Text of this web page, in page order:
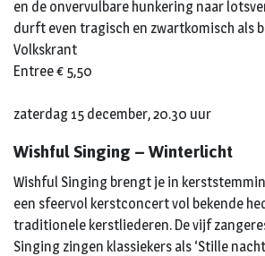
en de onvervulbare hunkering naar
durft even tragisch en zwartkomisch als
Volkskrant
Entree € 5,50
zaterdag 15 december, 20.30 uur
Wishful Singing – Winterlicht
Wishful Singing brengt je in
een sfeervol kerstconcert vol bekende
traditionele kerstliederen. De vijf
Singing zingen klassiekers als ‘Stille